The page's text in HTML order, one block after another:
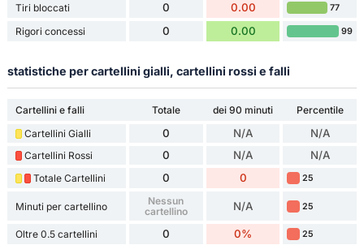
Tiri bloccati 0 0.00 77
Rigori concessi 0 0.00 99
statistiche per cartellini gialli, cartellini rossi e falli
Cartellini e falli Totale dei 90 minuti
Percentile
Cartellini Gialli
0 N/A N/A
Cartellini Rossi 0 N/A N/A
Totale Cartellini 0 0 25
Minuti per cartellino
Nessun
cartellino
N/A 25
Oltre 0.5 cartellini 0 0% 25